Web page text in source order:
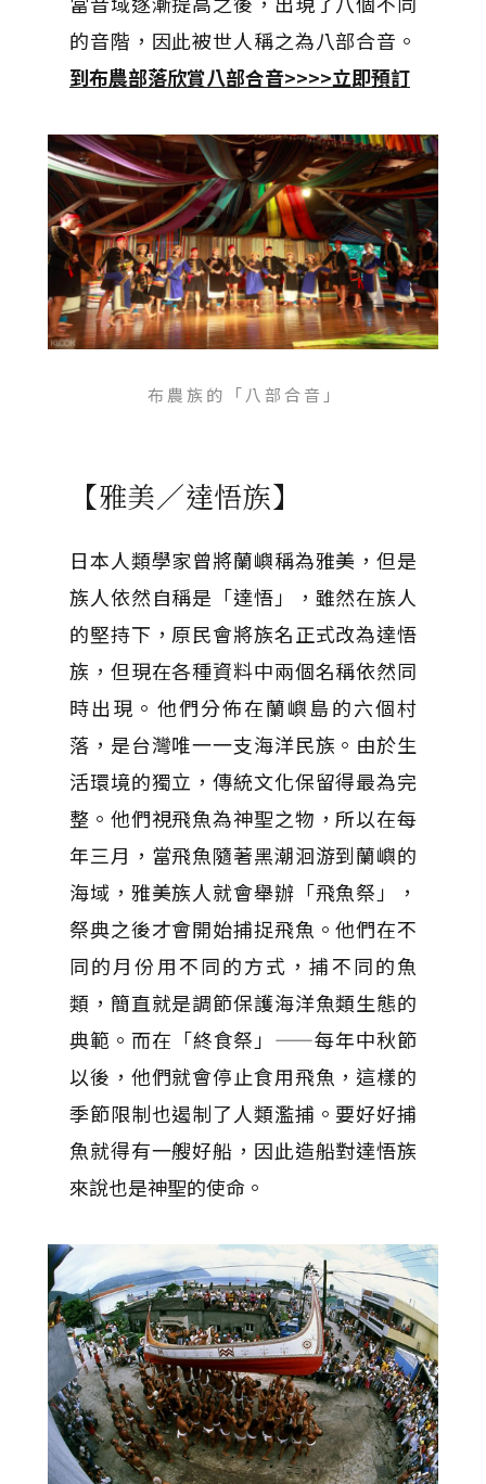
的音階，因此被世人稱之為八部合音。
到布農部落欣賞八部合音>>>>立即預訂
布 農 族 的 「 八 部 合 音 」
【雅美／達悟族】
日本人類學家曾將蘭嶼稱為雅美，但是
族人依然自稱是「達悟」，雖然在族人
的堅持下，原民會將族名正式改為達悟
族，但現在各種資料中兩個名稱依然同
時出現。他們分佈在蘭嶼島的六個村
落，是台灣唯一一支海洋民族。由於生
活環境的獨立，傳統文化保留得最為完
整。他們視飛魚為神聖之物，所以在每
年三月，當飛魚隨著黑潮洄游到蘭嶼的
海域，雅美族人就會舉辦「飛魚祭」，
祭典之後才會開始捕捉飛魚。他們在不
同的月份用不同的方式，捕不同的魚
類，簡直就是調節保護海洋魚類生態的
典範。而在「終食祭」——每年中秋節
以後，他們就會停止食用飛魚，這樣的
季節限制也遏制了人類濫捕。要好好捕
魚就得有一艘好船，因此造船對達悟族
來說也是神聖的使命。